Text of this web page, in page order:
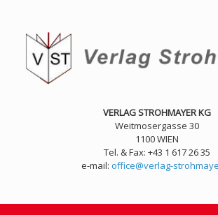
springen
VERLAG STROHMAYER KG
Weitmosergasse 30
1100 WIEN
Tel. & Fax: +43 1 617 26 35
e-mail: office@verlag-